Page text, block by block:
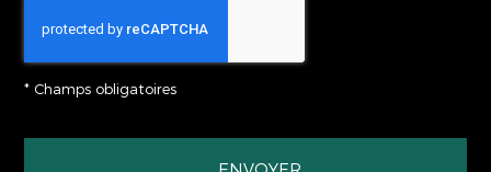
* Champs obligatoires